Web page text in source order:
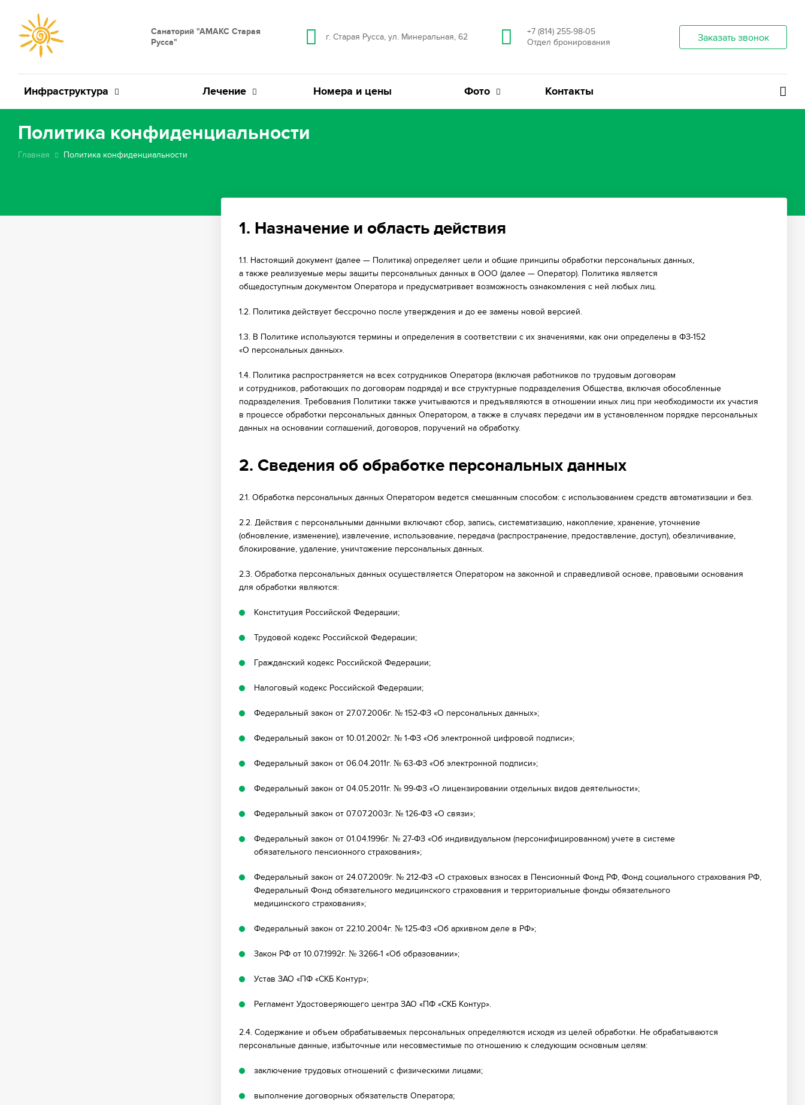
Санаторий "АМАКС Старая
Русса"
г. Старая Русса, ул. Минеральная, 62
+7 (814) 255-98-05
Отдел бронирования
Заказать звонок
Инфраструктура Лечение Номера и цены Фото Контакты
Политика конфиденциальности
Главная Политика конфиденциальности
1. Назначение и область действия
1.1. Настоящий документ (далее — Политика) определяет цели и общие принципы обработки персональных данных,
а также реализуемые меры защиты персональных данных в ООО (далее — Оператор). Политика является
общедоступным документом Оператора и предусматривает возможность ознакомления с ней любых лиц.
1.2. Политика действует бессрочно после утверждения и до ее замены новой версией.
1.3. В Политике используются термины и определения в соответствии с их значениями, как они определены в ФЗ-152
«О персональных данных».
1.4. Политика распространяется на всех сотрудников Оператора (включая работников по трудовым договорам
и сотрудников, работающих по договорам подряда) и все структурные подразделения Общества, включая обособленные
подразделения. Требования Политики также учитываются и предъявляются в отношении иных лиц при необходимости их участия
в процессе обработки персональных данных Оператором, а также в случаях передачи им в установленном порядке персональных
данных на основании соглашений, договоров, поручений на обработку.
2. Сведения об обработке персональных данных
2.1. Обработка персональных данных Оператором ведется смешанным способом: с использованием средств автоматизации и без.
2.2. Действия с персональными данными включают сбор, запись, систематизацию, накопление, хранение, уточнение
(обновление, изменение), извлечение, использование, передача (распространение, предоставление, доступ), обезличивание,
блокирование, удаление, уничтожение персональных данных.
2.3. Обработка персональных данных осуществляется Оператором на законной и справедливой основе, правовыми основания
для обработки являются:
Конституция Российской Федерации;
Трудовой кодекс Российской Федерации;
Гражданский кодекс Российской Федерации;
Налоговый кодекс Российской Федерации;
Федеральный закон от 27.07.2006г. № 152-ФЗ «О персональных данных»;
Федеральный закон от 10.01.2002г. № 1-ФЗ «Об электронной цифровой подписи»;
Федеральный закон от 06.04.2011г. № 63-ФЗ «Об электронной подписи»;
Федеральный закон от 04.05.2011г. № 99-ФЗ «О лицензировании отдельных видов деятельности»;
Федеральный закон от 07.07.2003г. № 126-ФЗ «О связи»;
Федеральный закон от 01.04.1996г. № 27-ФЗ «Об индивидуальном (персонифицированном) учете в системе
обязательного пенсионного страхования»;
Федеральный закон от 24.07.2009г. № 212-ФЗ «О страховых взносах в Пенсионный Фонд РФ, Фонд социального страхования РФ,
Федеральный Фонд обязательного медицинского страхования и территориальные фонды обязательного
медицинского страхования»;
Федеральный закон от 22.10.2004г. № 125-ФЗ «Об архивном деле в РФ»;
Закон РФ от 10.07.1992г. № 3266-1 «Об образовании»;
Устав ЗАО «ПФ «СКБ Контур»;
Регламент Удостоверяющего центра ЗАО «ПФ «СКБ Контур».
2.4. Содержание и объем обрабатываемых персональных определяются исходя из целей обработки. Не обрабатываются
персональные данные, избыточные или несовместимые по отношению к следующим основным целям:
заключение трудовых отношений с физическими лицами;
выполнение договорных обязательств Оператора;